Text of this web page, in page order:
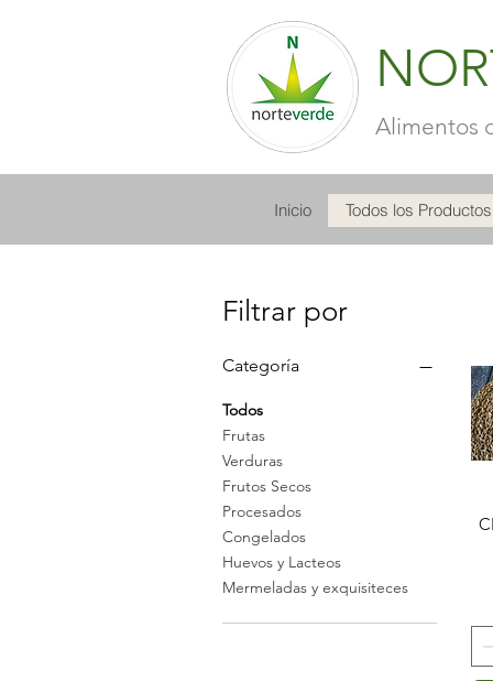
Alimentos
Inicio Todos los Productos
Filtrar por
Categoría
Todos
Frutas
Verduras
Frutos Secos
Procesados
Congelados
Huevos y Lacteos
Mermeladas y exquisiteces